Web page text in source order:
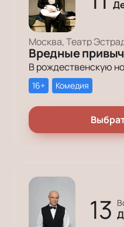
Москва, Театр
Вредные
16+ Комедия
13